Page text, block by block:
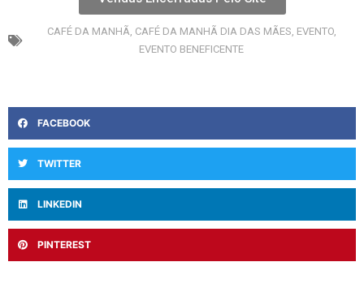
CAFÉ DA MANHÃ CAFÉ DA MANHÃ DIA DAS MÃES EVENTO,
EVENTO BENEFICENTE
FACEBOOK
TWITTER
LINKEDIN
PINTEREST